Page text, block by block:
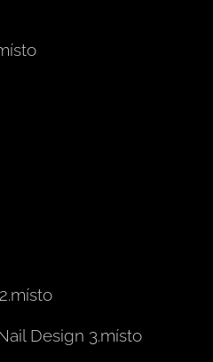
Design 3.místo